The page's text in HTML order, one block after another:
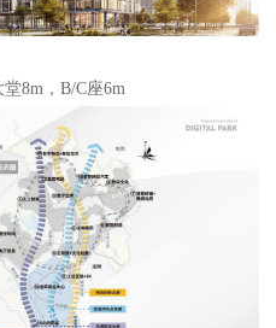
8m，B/C座6m